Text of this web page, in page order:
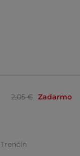
2,05 € Zadarmo
Trenčín